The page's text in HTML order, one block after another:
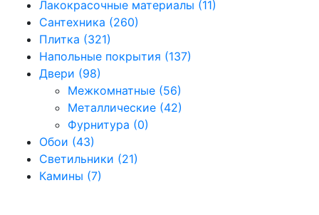
Лакокрасочные материалы (11)
Сантехника (260)
Плитка (321)
Напольные покрытия (137)
Двери (98)
Межкомнатные (56)
Металлические (42)
Фурнитура (0)
Обои (43)
Светильники (21)
Камины (7)